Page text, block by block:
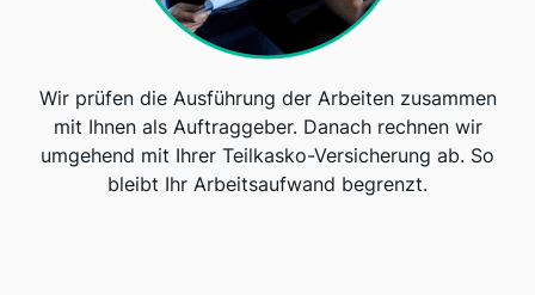
Wir prüfen die Ausführung der Arbeiten zusammen
mit Ihnen als Auftraggeber. Danach rechnen wir
umgehend mit Ihrer Teilkasko-Versicherung ab. So
bleibt Ihr Arbeitsaufwand begrenzt.